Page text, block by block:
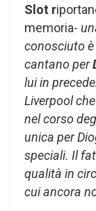
Slot r
memoria-
conosciuto
cantano per
lui in
Liverpool
nel corso
unica per
speciali. Il
qualità in
cui ancora